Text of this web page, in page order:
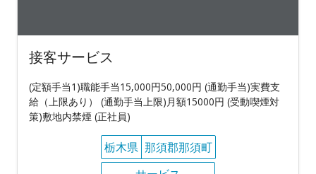
接客サービス
(定額手当1)職能手当15,000円50,000円 (通勤手当)実費支
給（上限あり） (通勤手当上限)月額15000円 (受動喫煙対
策)敷地内禁煙 (正社員)
栃木県 那須郡那須町